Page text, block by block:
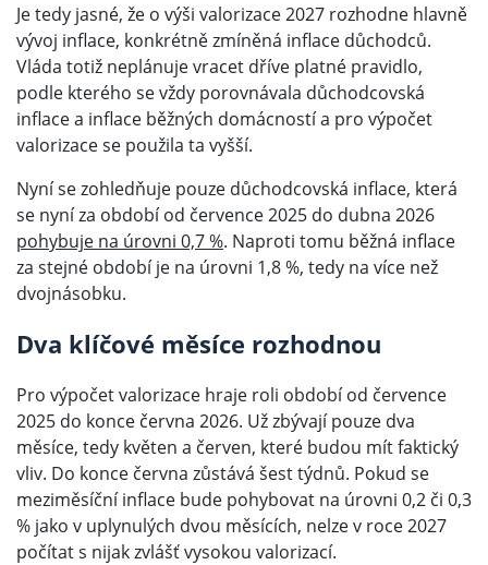
Je tedy jasné, že o výši valorizace 2027 rozhodne hlavně
vývoj inflace, konkrétně zmíněná inflace důchodců.
Vláda totiž neplánuje vracet dříve platné pravidlo,
podle kterého se vždy porovnávala důchodcovská
inflace a inflace běžných domácností a pro výpočet
valorizace se použila ta vyšší.
Nyní se zohledňuje pouze důchodcovská inflace, která
se nyní za období od července 2025 do dubna 2026
pohybuje na úrovni 0,7 %. Naproti tomu běžná inflace
za stejné období je na úrovni 1,8 %, tedy na více než
dvojnásobku.
Dva klíčové měsíce rozhodnou
Pro výpočet valorizace hraje roli období od července
2025 do konce června 2026. Už zbývají pouze dva
měsíce, tedy květen a červen, které budou mít faktický
vliv. Do konce června zůstává šest týdnů. Pokud se
meziměsíční inflace bude pohybovat na úrovni 0,2 či 0,3
% jako v uplynulých dvou měsících, nelze v roce 2027
počítat s nijak zvlášť vysokou valorizací.